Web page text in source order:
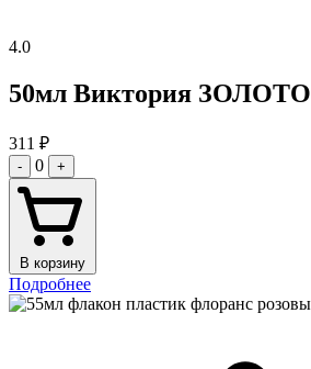
4.0
50мл Виктория ЗОЛОТО
311 ₽
- 0 +
В корзину
Подробнее